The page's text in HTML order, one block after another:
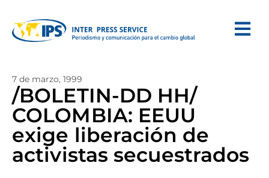
7 de marzo, 1999
/BOLETIN-DD HH/
COLOMBIA: EEUU
exige liberación de
activistas secuestrados